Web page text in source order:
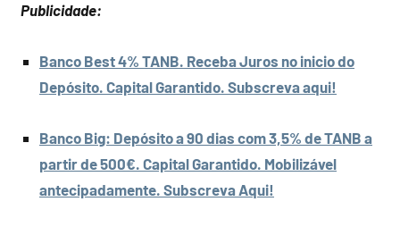
Publicidade:
Banco Best 4% TANB. Receba Juros no inicio do
Depósito. Capital Garantido. Subscreva aqui!
Banco Big: Depósito a 90 dias com 3,5% de TANB a
partir de 500€. Capital Garantido. Mobilizável
antecipadamente. Subscreva Aqui!